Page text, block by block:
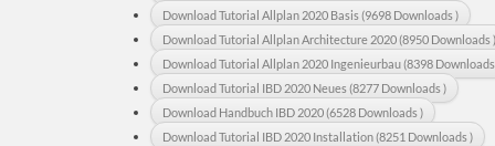
Download Tutorial Allplan 2020 Basis (9698 Downloads )
Download Tutorial Allplan Architecture 2020 (8950 Downloads )
Download Tutorial Allplan 2020 Ingenieurbau (8398
Download Tutorial IBD 2020 Neues (8277 Downloads )
Download Handbuch IBD 2020 (6528 Downloads )
Download Tutorial IBD 2020 Installation (8251 Downloads )